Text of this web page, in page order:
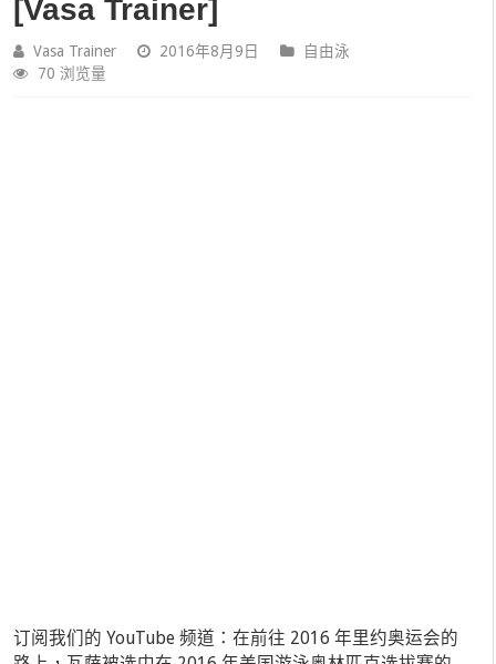
[Vasa Trainer]
Vasa Trainer 2016年8月9日
自由泳
70 浏览量
订阅我们的 YouTube 频道：在前往 2016 年里约奥运会的